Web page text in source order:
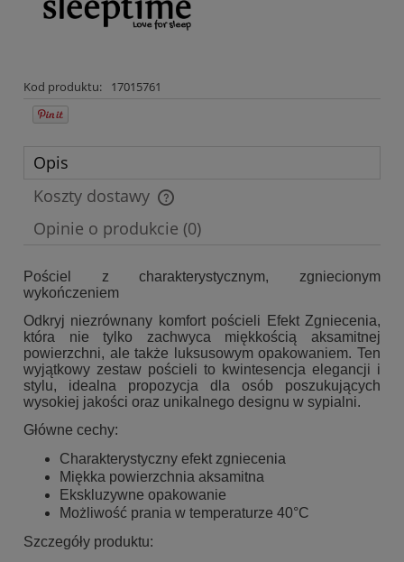
Kod produktu: 17015761
Opis
Koszty dostawy
Cena nie zawiera ewentualnych kosztów płatności
Opinie o produkcie (0)
Pościel z charakterystycznym, zgniecionym
wykończeniem
Odkryj niezrównany komfort pościeli Efekt Zgniecenia,
która nie tylko zachwyca miękkością aksamitnej
powierzchni, ale także luksusowym opakowaniem. Ten
wyjątkowy zestaw pościeli to kwintesencja elegancji i
stylu, idealna propozycja dla osób poszukujących
wysokiej jakości oraz unikalnego designu w sypialni.
Główne cechy:
Charakterystyczny efekt zgniecenia
Miękka powierzchnia aksamitna
Ekskluzywne opakowanie
Możliwość prania w temperaturze 40°C
Szczegóły produktu: